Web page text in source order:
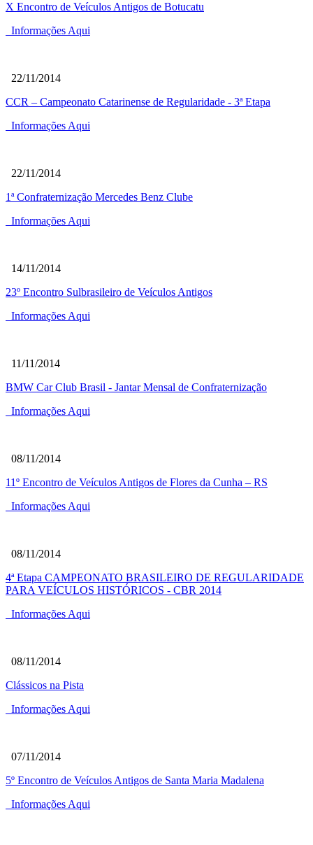
X Encontro de Veículos Antigos de Botucatu
Informações Aqui
22/11/2014
CCR – Campeonato Catarinense de Regularidade - 3ª Etapa
Informações Aqui
22/11/2014
1ª Confraternização Mercedes Benz Clube
Informações Aqui
14/11/2014
23º Encontro Sulbrasileiro de Veículos Antigos
Informações Aqui
11/11/2014
BMW Car Club Brasil - Jantar Mensal de Confraternização
Informações Aqui
08/11/2014
11º Encontro de Veículos Antigos de Flores da Cunha – RS
Informações Aqui
08/11/2014
4ª Etapa CAMPEONATO BRASILEIRO DE REGULARIDADE
PARA VEÍCULOS HISTÓRICOS - CBR 2014
Informações Aqui
08/11/2014
Clássicos na Pista
Informações Aqui
07/11/2014
5º Encontro de Veículos Antigos de Santa Maria Madalena
Informações Aqui